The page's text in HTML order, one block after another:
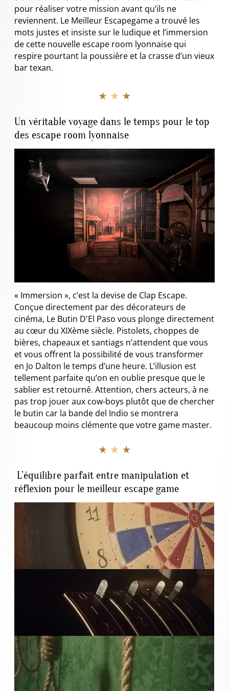
pour réaliser votre mission avant qu’ils ne
reviennent. Le Meilleur Escapegamea trouvé les
mots justes et insiste sur le ludique et l’immersion
de cette nouvelle escape room lyonnaise qui
respire pourtant la poussière et la crasse d’un vieux
bar texan.
★ ★ ★
Un véritable voyage dans le temps pour le top
des escape room lyonnaise
« Immersion », c’est la devise de Clap Escape.
Conçue directement par des décorateurs de
cinéma, Le Butin D'El Paso vous plonge directement
au cœur du XIXème siècle. Pistolets, choppes de
bières, chapeaux et santiags n’attendent que vous
et vous offrent la possibilité de vous transformer
en Jo Dalton le temps d’une heure. L’illusion est
tellement parfaite qu’on en oublie presque que le
sablier est retourné. Attention, chers acteurs, à ne
pas trop jouer aux cow-boys plutôt que de chercher
le butin car la bande del Indio se montrera
beaucoup moins clémente que votre game master.
★ ★ ★
L’équilibre parfait entre manipulation et
réflexion pour le meilleur escape game